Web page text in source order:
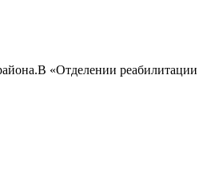
«Отделении реабилитации